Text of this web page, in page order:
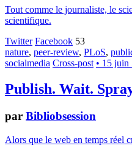
Tout comme le journaliste, le
scientifique.
Twitter Facebook 53
nature, peer-review, PLoS,
socialmedia Cross-post • 15 juin
Publish. Wait.
par Bibliobsession
Alors que le web en temps réel